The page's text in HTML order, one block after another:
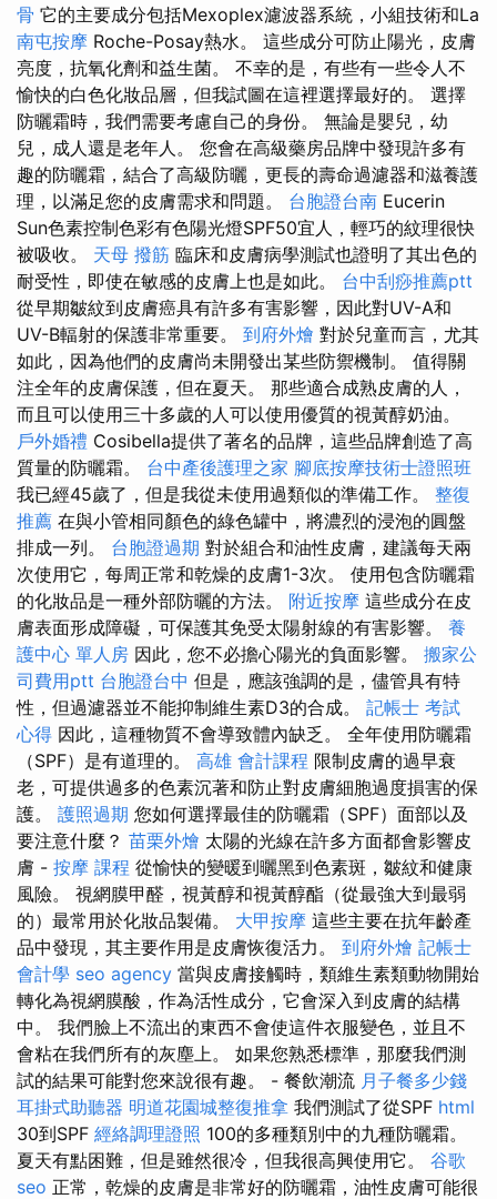
骨 它的主要成分包括Mexoplex濾波器系統，小組技術和La
南屯按摩 Roche-Posay熱水。 這些成分可防止陽光，皮膚
亮度，抗氧化劑和益生菌。 不幸的是，有些有一些令人不
愉快的白色化妝品層，但我試圖在這裡選擇最好的。 選擇
防曬霜時，我們需要考慮自己的身份。 無論是嬰兒，幼
兒，成人還是老年人。 您會在高級藥房品牌中發現許多有
趣的防曬霜，結合了高級防曬，更長的壽命過濾器和滋養護
理，以滿足您的皮膚需求和問題。 台胞證台南 Eucerin
Sun色素控制色彩有色陽光燈SPF50宜人，輕巧的紋理很快
被吸收。 天母 撥筋 臨床和皮膚病學測試也證明了其出色的
耐受性，即使在敏感的皮膚上也是如此。 台中刮痧推薦ptt
從早期皺紋到皮膚癌具有許多有害影響，因此對UV-A和
UV-B輻射的保護非常重要。 到府外燴 對於兒童而言，尤其
如此，因為他們的皮膚尚未開發出某些防禦機制。 值得關
注全年的皮膚保護，但在夏天。 那些適合成熟皮膚的人，
而且可以使用三十多歲的人可以使用優質的視黃醇奶油。
戶外婚禮 Cosibella提供了著名的品牌，這些品牌創造了高
質量的防曬霜。 台中產後護理之家 腳底按摩技術士證照班
我已經45歲了，但是我從未使用過類似的準備工作。 整復
推薦 在與小管相同顏色的綠色罐中，將濃烈的浸泡的圓盤
排成一列。 台胞證過期 對於組合和油性皮膚，建議每天兩
次使用它，每周正常和乾燥的皮膚1-3次。 使用包含防曬霜
的化妝品是一種外部防曬的方法。 附近按摩 這些成分在皮
膚表面形成障礙，可保護其免受太陽射線的有害影響。 養
護中心 單人房 因此，您不必擔心陽光的負面影響。 搬家公
司費用ptt 台胞證台中 但是，應該強調的是，儘管具有特
性，但過濾器並不能抑制維生素D3的合成。 記帳士 考試
心得 因此，這種物質不會導致體內缺乏。 全年使用防曬霜
（SPF）是有道理的。 高雄 會計課程 限制皮膚的過早衰
老，可提供過多的色素沉著和防止對皮膚細胞過度損害的保
護。 護照過期 您如何選擇最佳的防曬霜（SPF）面部以及
要注意什麼？ 苗栗外燴 太陽的光線在許多方面都會影響皮
膚 - 按摩 課程 從愉快的變暖到曬黑到色素斑，皺紋和健康
風險。 視網膜甲醛，視黃醇和視黃醇酯（從最強大到最弱
的）最常用於化妝品製備。 大甲按摩 這些主要在抗年齡產
品中發現，其主要作用是皮膚恢復活力。 到府外燴 記帳士
會計學 seo agency 當與皮膚接觸時，類維生素類動物開始
轉化為視網膜酸，作為活性成分，它會深入到皮膚的結構
中。 我們臉上不流出的東西不會使這件衣服變色，並且不
會粘在我們所有的灰塵上。 如果您熟悉標準，那麼我們測
試的結果可能對您來說很有趣。 - 餐飲潮流 月子餐多少錢
耳掛式助聽器 明道花園城整復推拿 我們測試了從SPF html
30到SPF 經絡調理證照 100的多種類別中的九種防曬霜。
夏天有點困難，但是雖然很冷，但我很高興使用它。 谷歌
seo 正常，乾燥的皮膚是非常好的防曬霜，油性皮膚可能很